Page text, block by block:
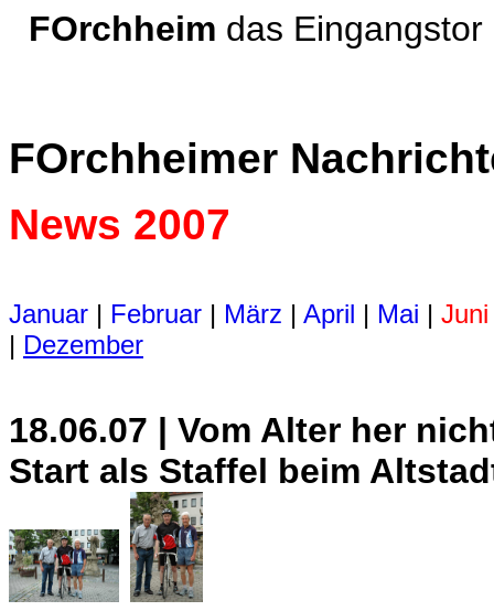
FOrchheim das
FOrchheimer
News 2007
Januar | Februar | März | April | Mai | Juni
| Dezember
18.06.07 | Vom Alter her
Start als Staffel beim